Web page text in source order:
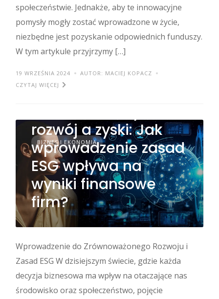
społeczeństwie. Jednakże, aby te innowacyjne
pomysły mogły zostać wprowadzone w życie,
niezbędne jest pozyskanie odpowiednich funduszy.
W tym artykule przyjrzymy […]
19 WRZEŚNIA 2024
AUTOR: MACIEJ KOPACZ
CZYTAJ WIĘCEJ
BIZNES I EKONOMIA
rozwój a zyski: Jak
wprowadzenie zasad
ESG wpływa na
wyniki finansowe
firm?
Wprowadzenie do Zrównoważonego Rozwoju i
Zasad ESG W dzisiejszym świecie, gdzie każda
decyzja biznesowa ma wpływ na otaczające nas
środowisko oraz społeczeństwo, pojęcie